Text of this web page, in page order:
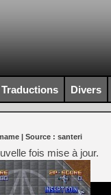
Traductions Divers
| Source : santeri
fois mise à jour.